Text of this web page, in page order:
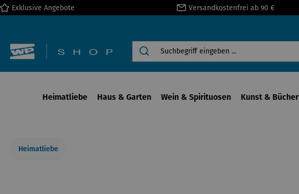
Zur Hauptnavigation springen
Exklusive Angebote Versandkostenfrei ab 90 €
Heimatliebe Haus & Garten Wein & Spirituosen Kunst & Bücher
Heimatliebe